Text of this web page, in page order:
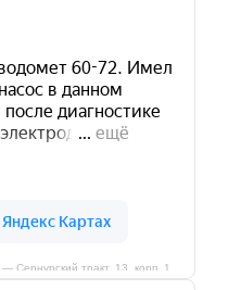
Сернурский тракт, 13, корп. 1